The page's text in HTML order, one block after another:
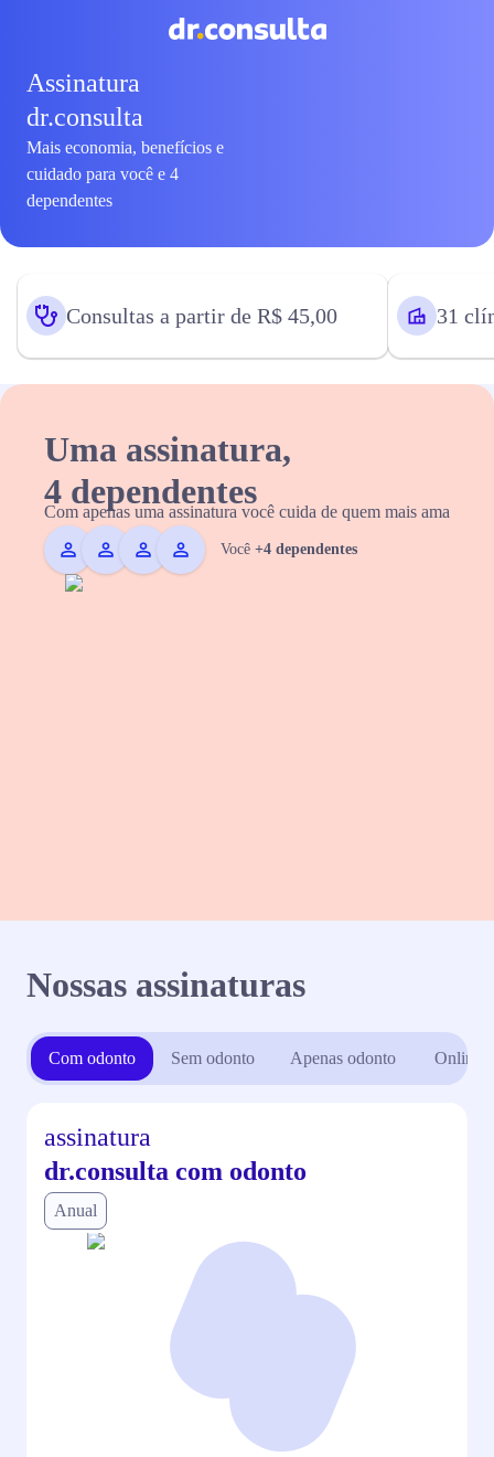
Assinatura
dr.consulta
Mais economia, benefícios e
cuidado para você e 4
dependentes
Consultas a partir de R$ 45,00 31
Uma assinatura,
4 dependentes
Com apenas uma assinatura você cuida de quem mais ama
Você +4 dependentes
Nossas assinaturas
Com odonto Sem odonto Apenas odonto Online
assinatura
dr.consulta com odonto
Anual